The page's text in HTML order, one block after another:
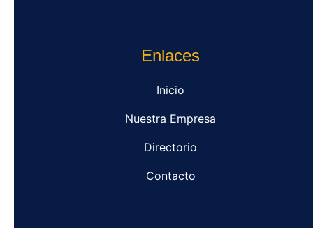
Enlaces
Inicio
Nuestra Empresa
Directorio
Contacto